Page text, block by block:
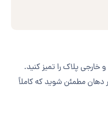
خارجی پلاک را تمیز کنید.
دهان مطمئن شوید که کاملاً